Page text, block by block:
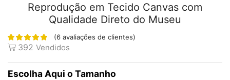
Reprodução em Tecido Canvas com
Qualidade Direto do Museu
(6 avaliações de clientes)
392 Vendidos
Tamanho